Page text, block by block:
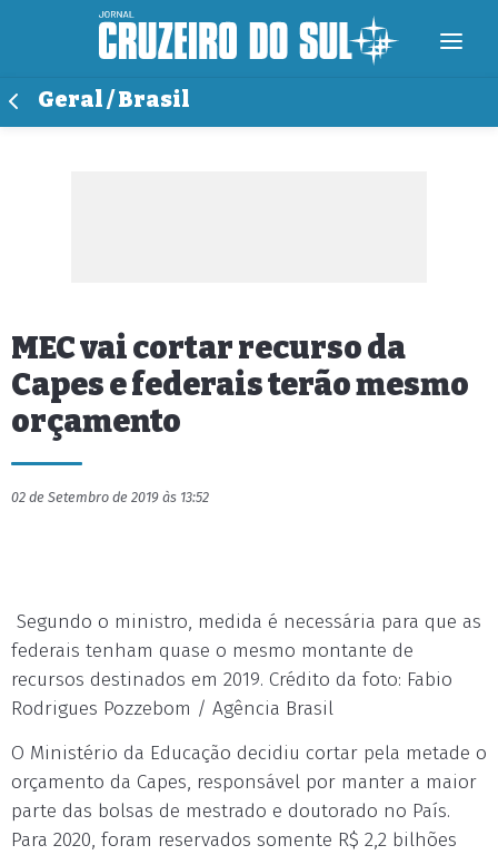
Geral / Brasil
MEC vai cortar recurso da
Capes e federais terão mesmo
orçamento
02 de Setembro de 2019 às 13:52
Segundo o ministro, medida é necessária para que as
federais tenham quase o mesmo montante de
recursos destinados em 2019. Crédito da foto: Fabio
Rodrigues Pozzebom / Agência Brasil
O Ministério da Educação decidiu cortar pela metade o
orçamento da Capes, responsável por manter a maior
parte das bolsas de mestrado e doutorado no País.
Para 2020, foram reservados somente R$ 2,2 bilhões